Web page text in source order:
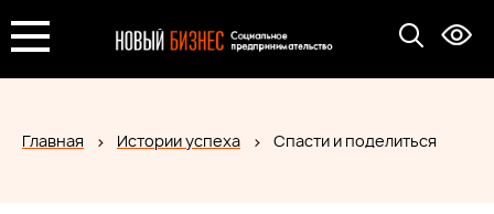
Главная Истории успеха Спасти и поделиться